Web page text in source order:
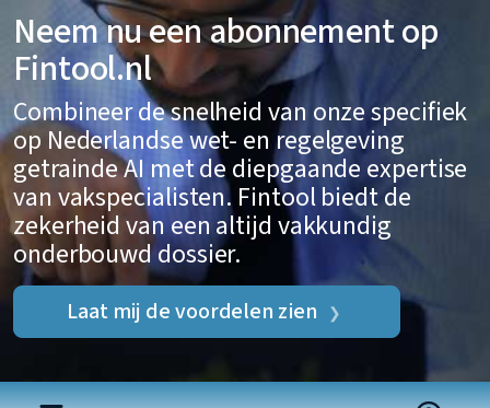
Neem nu een abonnement op
Fintool.nl
Combineer de snelheid van onze specifiek
op Nederlandse wet- en regelgeving
getrainde AI met de diepgaande expertise
van vakspecialisten. Fintool biedt de
zekerheid van een altijd vakkundig
onderbouwd dossier.
Laat mij de voordelen zien